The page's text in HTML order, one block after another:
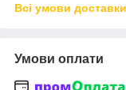
Всі умови доставки
Умови оплати